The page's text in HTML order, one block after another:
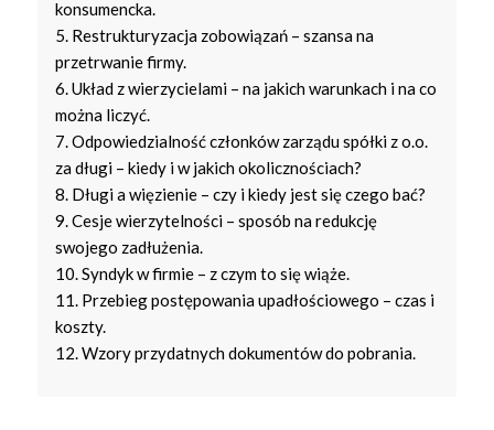
konsumencka.
5. Restrukturyzacja zobowiązań – szansa na
przetrwanie firmy.
6. Układ z wierzycielami – na jakich warunkach i na co
można liczyć.
7. Odpowiedzialność członków zarządu spółki z o.o.
za długi – kiedy i w jakich okolicznościach?
8. Długi a więzienie – czy i kiedy jest się czego bać?
9. Cesje wierzytelności – sposób na redukcję
swojego zadłużenia.
10. Syndyk w firmie – z czym to się wiąże.
11. Przebieg postępowania upadłościowego – czas i
koszty.
12. Wzory przydatnych dokumentów do pobrania.